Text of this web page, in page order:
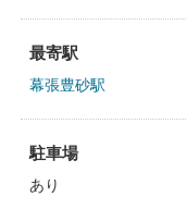
最寄駅
幕張豊砂駅
駐車場
あり